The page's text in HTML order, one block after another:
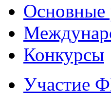
Основные
Конкурсы
Участие